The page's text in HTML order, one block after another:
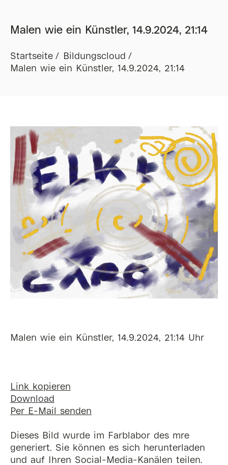
Malen wie ein Künstler, 14.9.2024, 21:14
Startseite
Bildungscloud
Malen wie ein Künstler, 14.9.2024, 21:14
Malen wie ein Künstler, 14.9.2024, 21:14 Uhr
Link kopieren
Download
Per E-Mail senden
Dieses Bild wurde im Farblabor des mre
generiert. Sie können es sich herunterladen
und auf Ihren Social-Media-Kanälen teilen.